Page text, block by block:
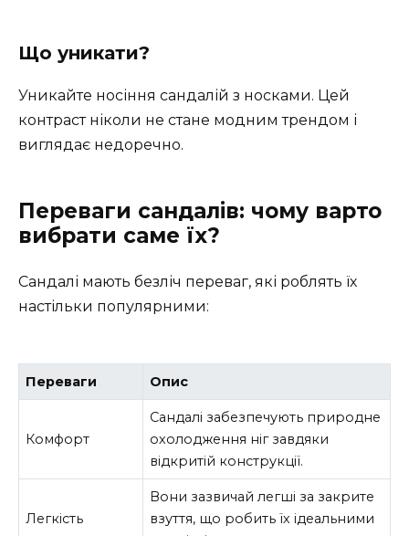
Що уникати?
Уникайте носіння сандалій з носками. Цей
контраст ніколи не стане модним трендом і
виглядає недоречно.
Переваги сандалів: чому варто
вибрати саме їх?
Сандалі мають безліч переваг, які роблять їх
настільки популярними:
Переваги Опис
Комфорт
Сандалі забезпечують природне
охолодження ніг завдяки
відкритій конструкції.
Легкість
Вони зазвичай легші за закрите
взуття, що робить їх ідеальними